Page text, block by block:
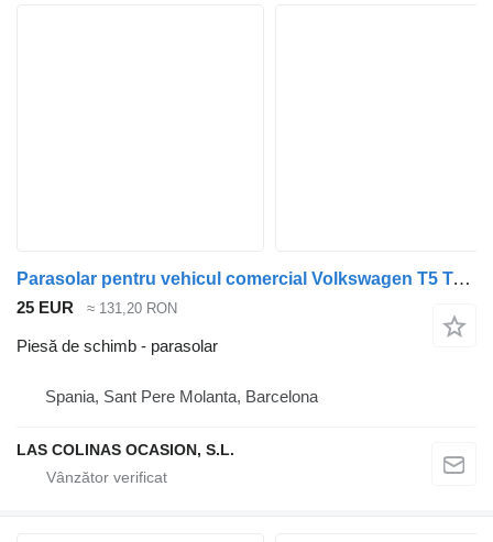
Parasolar pentru vehicul comercial Volkswagen T5 Transporter Furgón/Combi (7H)(04.2003->)
25 EUR ≈ 131,20 RON
Piesă de schimb - parasolar
Spania, Sant Pere Molanta, Barcelona
LAS COLINAS OCASION, S.L.